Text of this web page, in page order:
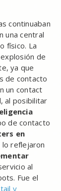
continuaban
una central
físico. La
de
ya que
de contacto
un contact
al posibilitar
de contacto
en
lo reflejaron
al
Fue el
y